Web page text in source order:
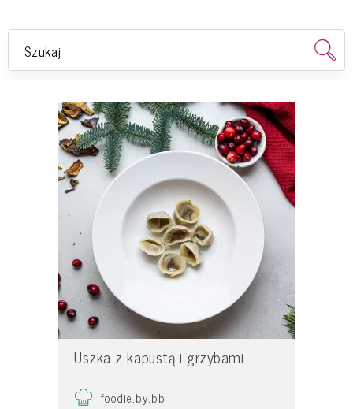
Uszka z kapustą i grzybami
foodie.by.bb